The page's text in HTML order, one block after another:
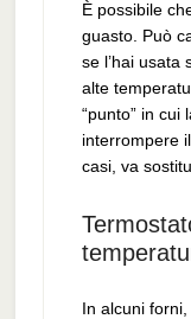
È possibile
guasto. Può
se l’hai usata
alte
“punto” in cui
interrompere
casi, va
In alcuni